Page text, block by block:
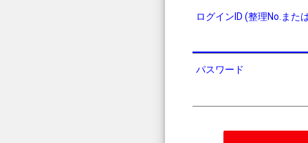
ログインID (整理No.また
パスワード